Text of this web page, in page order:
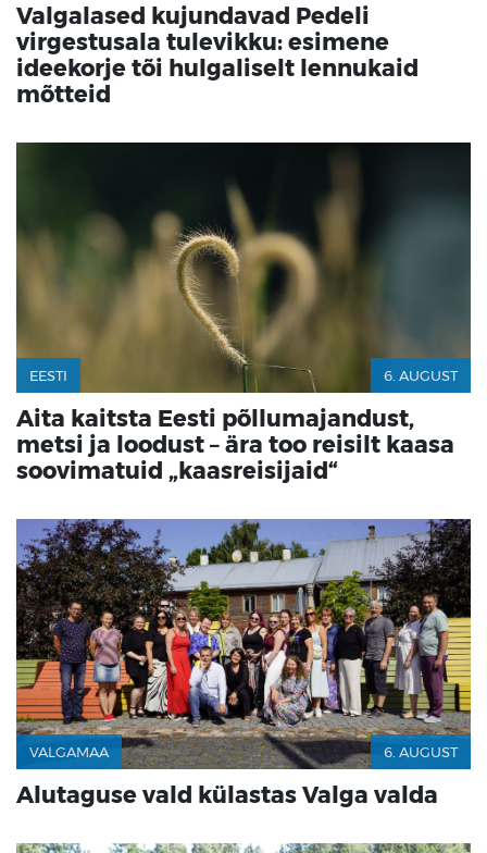
Valgalased kujundavad Pedeli
virgestusala tulevikku: esimene
ideekorje tõi hulgaliselt lennukaid
mõtteid
EESTI 6. AUGUST
Aita kaitsta Eesti põllumajandust,
metsi ja loodust – ära too reisilt kaasa
soovimatuid „kaasreisijaid“
VALGAMAA 6. AUGUST
Alutaguse vald külastas Valga valda